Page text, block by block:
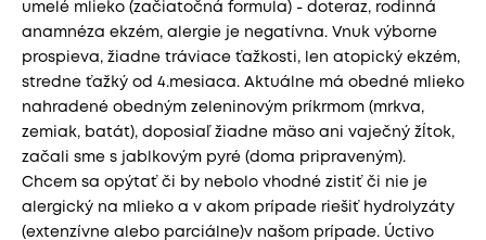
umelé mlieko (začiatočná formula) - doteraz, rodinná
anamnéza ekzém, alergie je negatívna. Vnuk výborne
prospieva, žiadne tráviace ťažkosti, len atopický ekzém,
stredne ťažký od 4.mesiaca. Aktuálne má obedné mlieko
nahradené obedným zeleninovým príkrmom (mrkva,
zemiak, batát), doposiaľ žiadne mäso ani vaječný žĺtok,
začali sme s jablkovým pyré (doma pripraveným).
Chcem sa opýtať či by nebolo vhodné zistiť či nie je
alergický na mlieko a v akom prípade riešiť hydrolyzáty
(extenzívne alebo parciálne)v našom prípade. Úctivo